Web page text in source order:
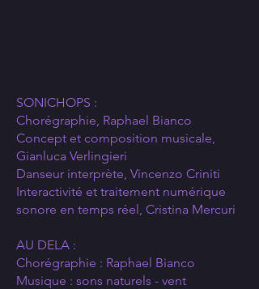
SONICHOPS :
Chorégraphie, Raphael Bianco
Concept et composition musicale,
Gianluca Verlingieri
Danseur interprète, Vincenzo Criniti
Interactivité et traitement numérique
sonore en temps réel, Cristina Mercuri
AU DELA :
Chorégraphie : Raphael Bianco
Musique : sons naturels - vent